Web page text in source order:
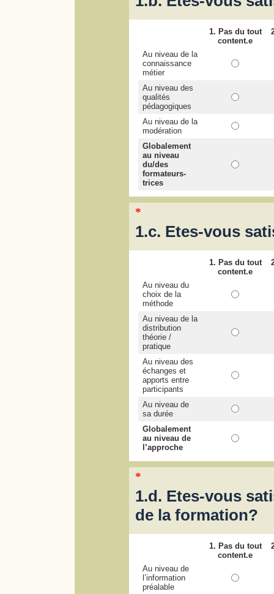
1. Pas du tout
content.e
Au niveau de la
connaissance
métier
Au niveau des
qualités
pédagogiques
Au niveau de la
modération
Globalement
au niveau
du/des
formateurs-
trices
*
1.c. Etes-vous
1. Pas du tout
content.e
Au niveau du
choix de la
méthode
Au niveau de la
distribution
théorie /
pratique
Au niveau des
échanges et
apports entre
participants
Au niveau de
sa durée
Globalement
au niveau de
l’approche
*
1.d. Etes-vous
de la formation?
1. Pas du tout
content.e
Au niveau de
l’information
préalable